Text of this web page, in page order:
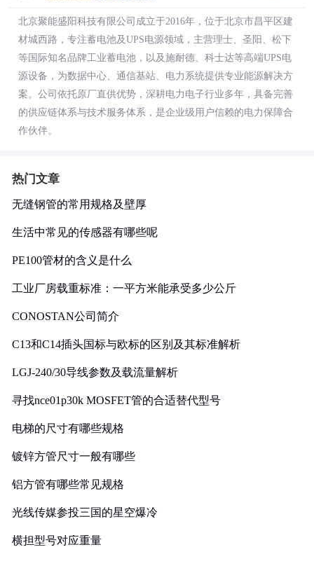
北京聚能盛阳科技有限公司成立于2016年，位于北京市昌平区建
材城西路，专注蓄电池及UPS电源领域，主营理士、圣阳、松下
等国际知名品牌工业蓄电池，以及施耐德、科士达等高端UPS电
源设备，为数据中心、通信基站、电力系统提供专业能源解决方
案。公司依托原厂直供优势，深耕电力电子行业多年，具备完善
的供应链体系与技术服务体系，是企业级用户信赖的电力保障合
作伙伴。
热门文章
无缝钢管的常用规格及壁厚
生活中常见的传感器有哪些呢
PE100管材的含义是什么
工业厂房载重标准：一平方米能承受多少公斤
CONOSTAN公司简介
C13和C14插头国标与欧标的区别及其标准解析
LGJ-240/30导线参数及载流量解析
寻找nce01p30k MOSFET管的合适替代型号
电梯的尺寸有哪些规格
镀锌方管尺寸一般有哪些
铝方管有哪些常见规格
光线传媒参投三国的星空爆冷
横担型号对应重量